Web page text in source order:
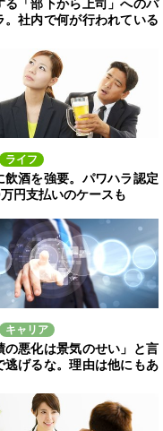
る「部下から上司」へのパ
。社内で何が行われている
ライフ
飲酒を強要。パワハラ認定
円支払いのケースも
キャリア
の悪化は景気のせい」と言
逃げるな。理由は他にもあ